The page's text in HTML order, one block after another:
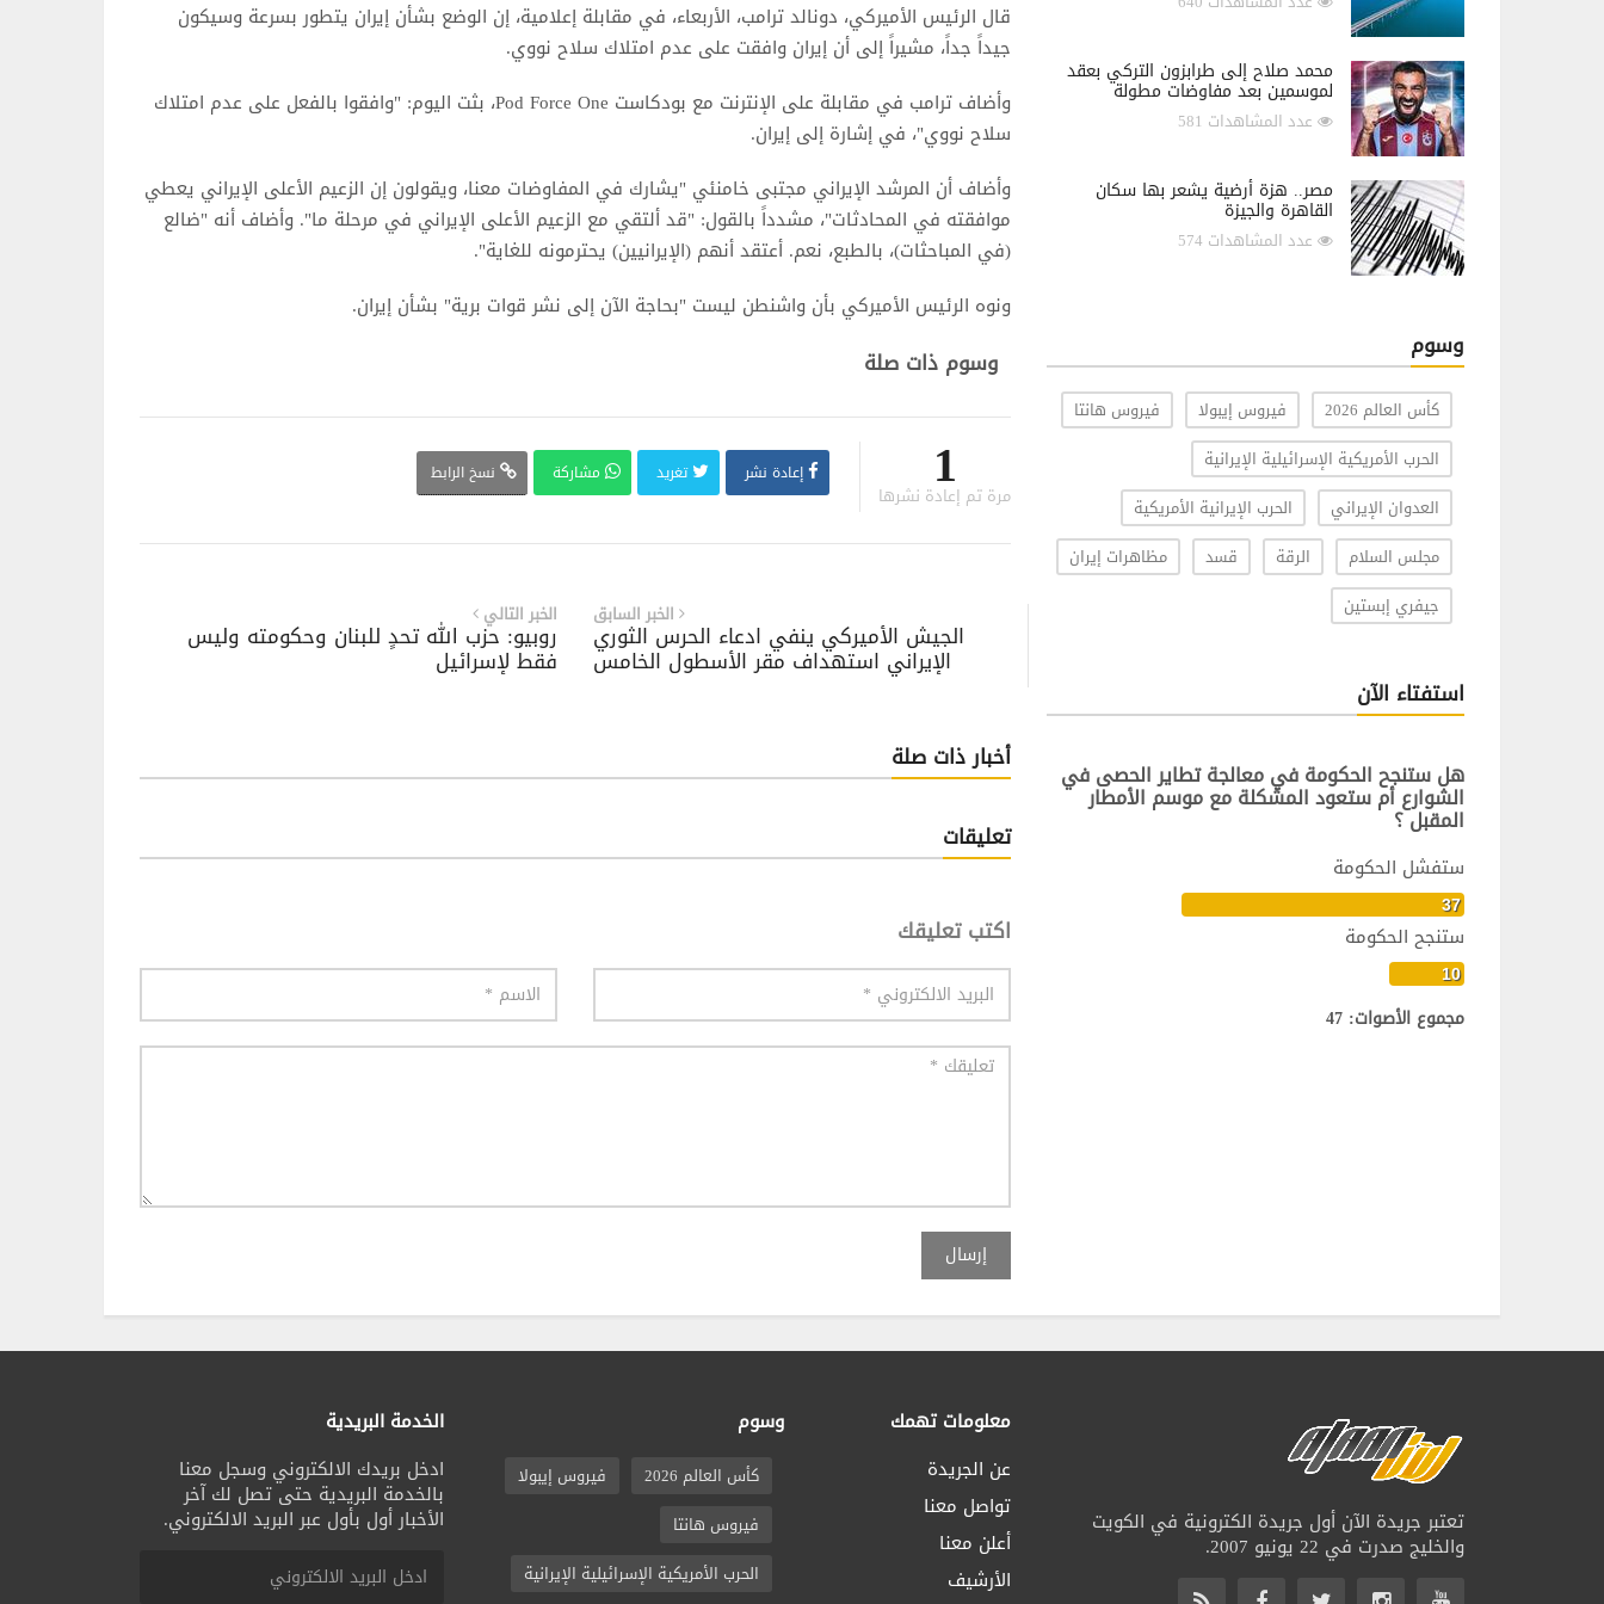
قال الرئيس الأميركي، دونالد ترامب، الأربعاء، في مقابلة إعلامية، إن الوضع بشأن إيران يتطور بسرعة وسيكون
جيداً جداً، مشيراً إلى أن إيران وافقت على عدم امتلاك سلاح نووي.
وأضاف ترامب في مقابلة على الإنترنت مع بودكاست Pod Force One، بثت اليوم: "وافقوا بالفعل على عدم امتلاك
سلاح نووي"، في إشارة إلى إيران.
وأضاف أن المرشد الإيراني مجتبى خامنئي "يشارك في المفاوضات معنا، ويقولون إن الزعيم الأعلى الإيراني يعطي
موافقته في المحادثات"، مشدداً بالقول: "قد ألتقي مع الزعيم الأعلى الإيراني في مرحلة ما". وأضاف أنه "ضالع
(في المباحثات)، بالطبع، نعم. أعتقد أنهم (الإيرانيين) يحترمونه للغاية".
ونوه الرئيس الأميركي بأن واشنطن ليست "بحاجة الآن إلى نشر قوات برية" بشأن إيران.
وسوم ذات صلة
1
مرة تم إعادة نشرها
إعادة نشر تغريد مشاركة نسخ الرابط
الخبر التالي
روبيو: حزب الله تحدٍ للبنان وحكومته وليس
فقط لإسرائيل
الخبر السابق
الجيش الأميركي ينفي ادعاء الحرس الثوري
الإيراني استهداف مقر الأسطول الخامس
أخبار ذات صلة
تعليقات
اكتب تعليقك
إرسال
محمد صلاح إلى طرابزون التركي بعقد
لموسمين بعد مفاوضات مطولة
عدد المشاهدات 581
مصر.. هزة أرضية يشعر بها سكان
القاهرة والجيزة
عدد المشاهدات 574
وسوم
كأس العالم 2026 فيروس إيبولا
فيروس هانتا
الحرب الأمريكية الإسرائيلية الإيرانية
العدوان الإيراني
الحرب الإيرانية الأمريكية
مجلس السلام
الرقة قسد
مظاهرات إيران
جيفري إبستين
استفتاء الآن
هل ستنجح الحكومة في معالجة تطاير الحصى في
الشوارع أم ستعود المشكلة مع موسم الأمطار
المقبل ؟
ستفشل الحكومة
37
ستنجح الحكومة
10
مجموع الأصوات: 47
الخدمة البريدية
ادخل بريدك الالكتروني وسجل معنا
بالخدمة البريدية حتى تصل لك آخر
الأخبار أول بأول عبر البريد الالكتروني.
وسوم
كأس العالم 2026
فيروس إيبولا
فيروس هانتا
الحرب الأمريكية الإسرائيلية الإيرانية
معلومات تهمك
عن الجريدة
تواصل معنا
أعلن معنا
الأرشيف
تعتبر جريدة الآن أول جريدة الكترونية في الكويت
والخليج صدرت في 22 يونيو 2007.